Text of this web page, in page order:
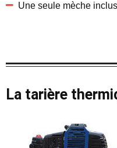
Une seule mèche
La tarière